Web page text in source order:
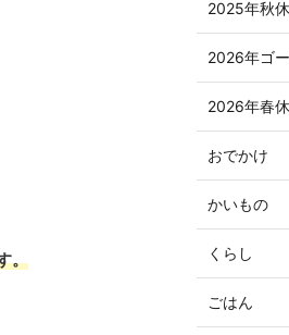
。
2025年秋
2026年ゴ
2026年春
おでかけ
かいもの
くらし
ごはん